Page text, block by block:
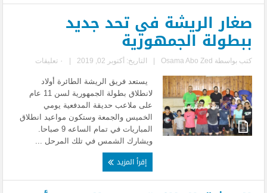
صغار الريشة في تحد جديد
ببطولة الجمهورية
كتب بواسطة Osama Abo Zed التاريخ: أكتوبر 02, 2019 ٠ تعليقات
يستعد فريق الريشة الطائرة أولاد
لانطلاق بطولة الجمهورية لسن 11 عام
على ملاعب حديقة المدفعية يومي
الخميس والجمعة وستكون مواعيد انطلاق
المباريات في تمام الساعه 9 صباحا.
ويشارك الشمس في تلك المرحل ...
إقرأ المزيد